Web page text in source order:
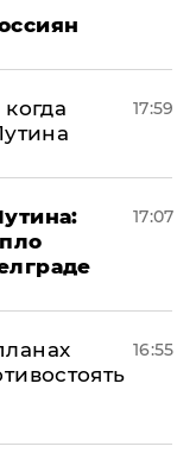
17:59
17:07
16:55